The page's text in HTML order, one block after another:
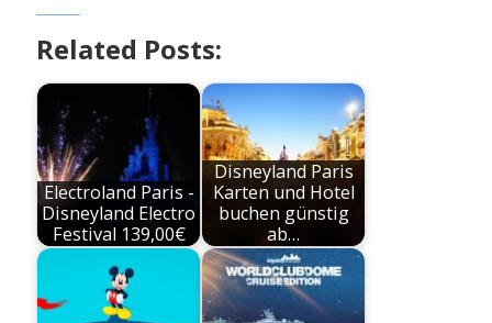
Related Posts:
Electroland Paris -
Disneyland Electro
Festival 139,00€
Disneyland Paris
Karten und Hotel
buchen günstig
ab…